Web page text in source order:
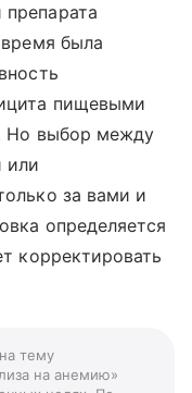
была
пищевыми
Но выбор между
или
за вами и
определяется
корректировать
тему
на анемию»